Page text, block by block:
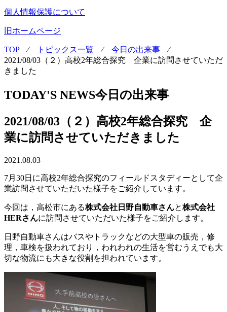
個人情報保護について
旧ホームページ
TOP⁄ トピックス一覧 ⁄ 今日の出来事 ⁄
2021/08/03（２）高校2年総合探究 企業に訪問させていただ
きました
TODAY'S NEWS今日の出来事
2021/08/03（２）高校2年総合探究 企
業に訪問させていただきました
2021.08.03
7月30日に高校2年総合探究のフィールドスタディーとして企
業訪問させていただいた様子をご紹介しています。
今回は，高松市にある株式会社日野自動車さんと株式会社
HERさんに訪問させていただいた様子をご紹介します。
日野自動車さんはバスやトラックなどの大型車の販売，修
理，車検を扱われており，われわれの生活を営むうえでも大
切な物流にも大きな役割を担われています。